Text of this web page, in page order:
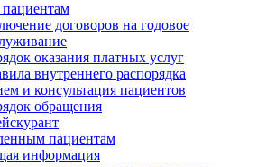
договоров на годовое
оказания платных услуг
внутреннего распорядка
и консультация пациентов
обращения
пациентам
информация